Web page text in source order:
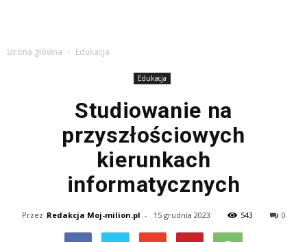
Strona główna Edukacja
Edukacja
Studiowanie na
przyszłościowych
kierunkach
informatycznych
Przez Redakcja Moj-milion.pl - 15 grudnia 2023 543 0